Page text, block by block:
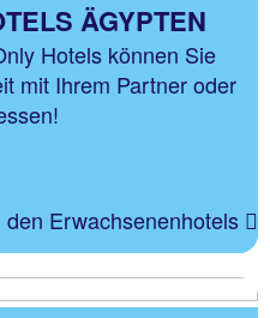
ÄGYPTEN
Hotels können Sie
mit Ihrem Partner oder
den Erwachsenenhotels